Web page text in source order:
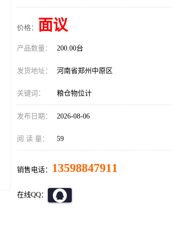
价格： 面议
产品数量： 200.00台
发货地址： 河南省郑州中原区
关键词： 粮仓物位计
发布日期： 2026-08-06
阅 读 量： 59
销售电话： 13598847911
在线QQ：